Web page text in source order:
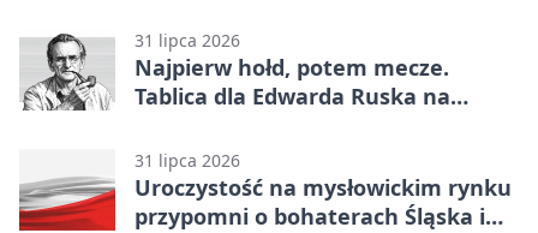
31 lipca 2026
Najpierw hołd, potem mecze.
Tablica dla Edwarda Ruska na
31 lipca 2026
Uroczystość na mysłowickim rynku
przypomni o bohaterach Śląska i